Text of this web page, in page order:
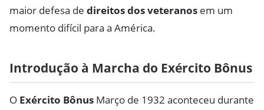
maior defesa de direitos dos veteranos em um
momento difícil para a América.
Introdução à Marcha do Exército Bônus
O Exército Bônus Março de 1932 aconteceu durante